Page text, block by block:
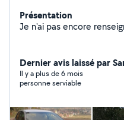
Présentation
Dernier avis laissé par
Il y a plus de 6 mois
personne serviable